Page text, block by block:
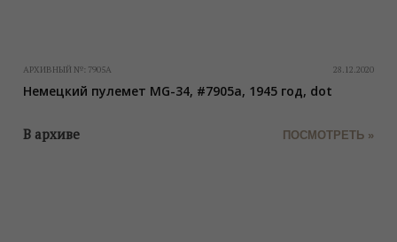
АРХИВНЫЙ №: 7905A 28.12.2020
Немецкий пулемет MG-34, #7905a, 1945 год, dot
В архиве ПОСМОТРЕТЬ »